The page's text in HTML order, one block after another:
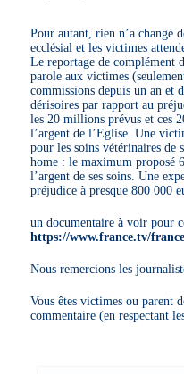
Pour autant, rien n’a changé
ecclésial et les victimes
Le reportage de complément
parole aux victimes
commissions depuis un an et
dérisoires par rapport au
les 20 millions prévus et ces
l’argent de l’Eglise. Une
pour les soins vétérinaires de
home : le maximum proposé
l’argent de ses soins. Une
préjudice à presque 800 000
un documentaire à voir pour
https://www.france.tv/
Nous remercions les
Vous êtes victimes ou parent
commentaire (en respectant